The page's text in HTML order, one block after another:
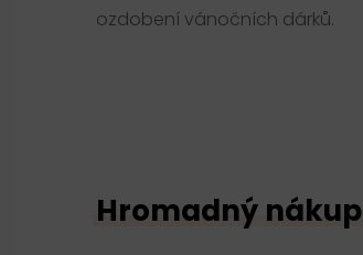
ozdobení vánočních dárků.
Hromadný nákup